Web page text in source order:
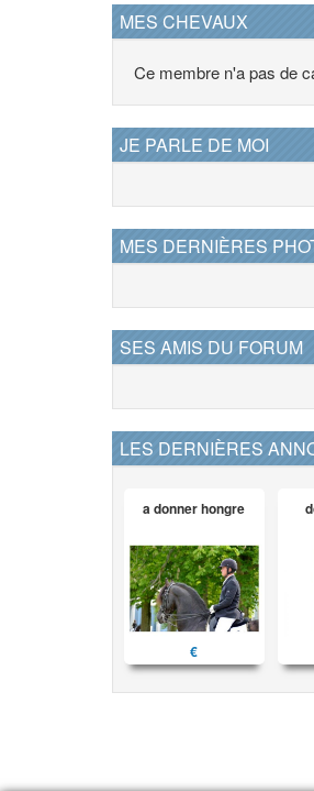
MES CHEVAUX
Ce membre n'a pas de
JE PARLE DE MOI
MES DERNIÈRES
SES AMIS DU FORUM
LES DERNIÈRES
a donner hongre
€